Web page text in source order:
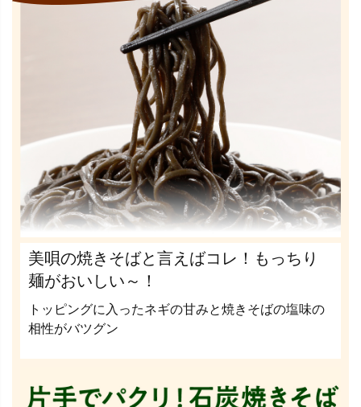
美唄の焼きそばと言えばコレ！もっちり
麺がおいしい～！
トッピングに入ったネギの甘みと焼きそばの塩味の
相性がバツグン